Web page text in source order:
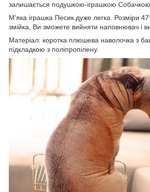
залишається подушкою-іграшкою
М'яка іграшка Песик дуже легка. Розміри
змійка, Ви зможете вийняти наповнювач і
Матеріал: коротка плюшева наволочка з
підкладкою з поліпропілену.